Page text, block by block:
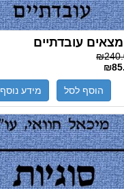
עובדתיים
הוסף לסל מידע נוסף